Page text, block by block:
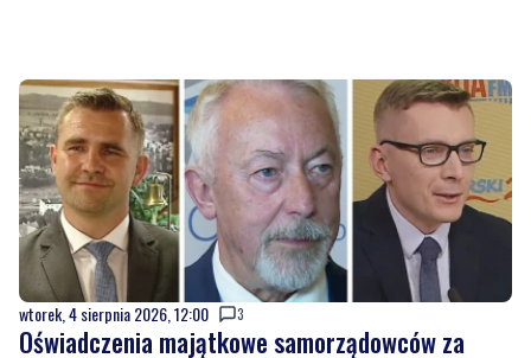
wtorek, 4 sierpnia 2026, 12:00 3
Oświadczenia majątkowe samorządowców za